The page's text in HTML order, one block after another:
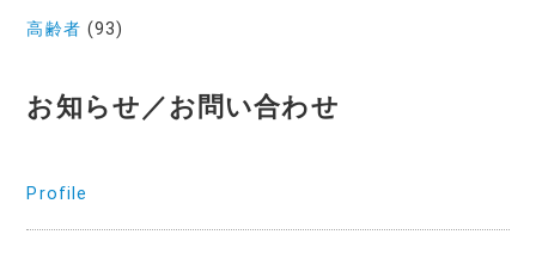
高齢者 (93)
お知らせ／お問い合わせ
Profile